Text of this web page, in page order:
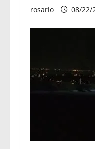
rosario 08/22/